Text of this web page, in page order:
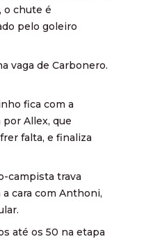
o chute é
pelo goleiro
vaga de Carbonero.
fica com a
Allex, que
falta, e finaliza
campista trava
cara com Anthoni,
até os 50 na etapa